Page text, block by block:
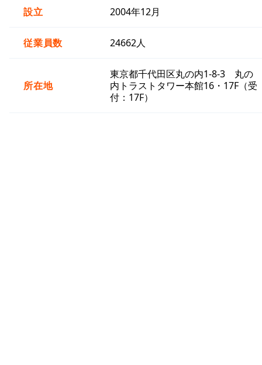
設立 2004年12月
従業員数 24662人
所在地
東京都千代田区丸の内1-8-3 丸の
内トラストタワー本館16・17F（受
付：17F）